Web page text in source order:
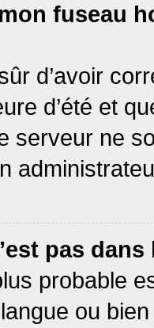
fuseau
d’avoir
d’été et
serveur ne
pas
probable
ou